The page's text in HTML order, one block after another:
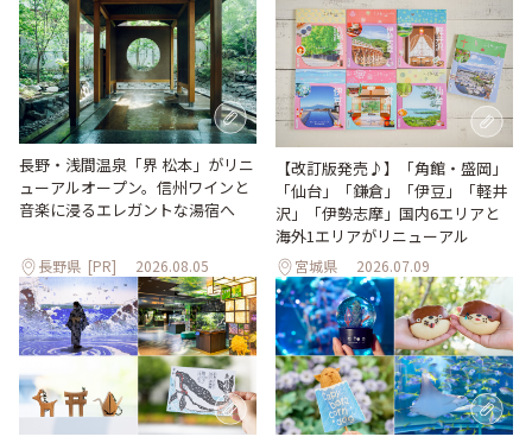
長野・浅間温泉「界 松本」がリニ
ューアルオープン。信州ワインと
音楽に浸るエレガントな湯宿へ
長野県 [PR] 2026.08.05
【改訂版発売♪】「角館・盛岡」
「仙台」「鎌倉」「伊豆」「軽井
沢」「伊勢志摩」国内6エリアと
海外1エリアがリニューアル
宮城県 2026.07.09